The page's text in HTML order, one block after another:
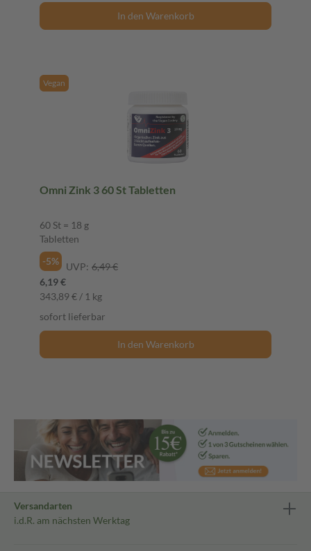
In den Warenkorb
Vegan
Omni Zink 3 60 St Tabletten
60 St = 18 g
Tabletten
-5%
UVP: 6,49 €
6,19 €
343,89 € / 1 kg
sofort lieferbar
In den Warenkorb
Versandarten
i.d.R. am nächsten Werktag